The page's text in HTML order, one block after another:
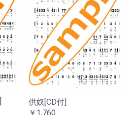
供奴[CD付]
￥1,760